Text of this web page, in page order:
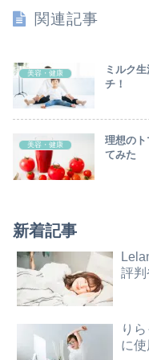
関連記事
美容・健康
ミルク
チ！
美容・健康
理想の
てみた
新着記事
評判
り
に